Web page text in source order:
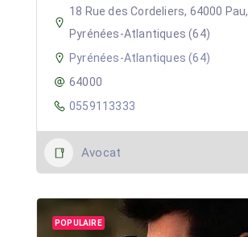
18 Rue des Cordeliers, 64000 Pau,
Pyrénées-Atlantiques (64)
Pyrénées-Atlantiques (64)
64000
0559113333
Avocat
POPULAIRE